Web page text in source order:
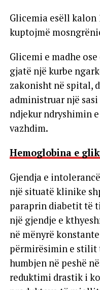
Glicemia esëll kalon
kuptojmë
Glicemi e madhe
gjatë një kurbe
zakonisht në spital,
administruar një
ndjekur ndryshimin
vazhdim.
Hemoglobina e
Gjendja e
një situatë klinike
paraprin diabetit të
një gjendje e
në mënyrë
përmirësimin e stilit
humbjen në peshë
reduktimi drastik i